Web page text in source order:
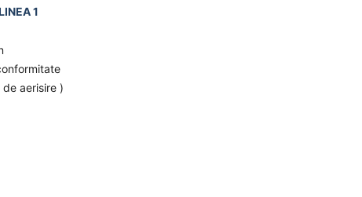
1
aerisire )